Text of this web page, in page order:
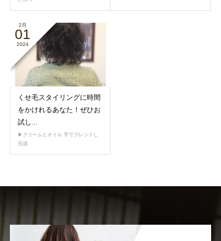
2月
01
2024
くせ毛スタイリングに時間
をかけれるあなた！ぜひお
試し...
▶︎クリームとオイル 手でブレンドし
完成